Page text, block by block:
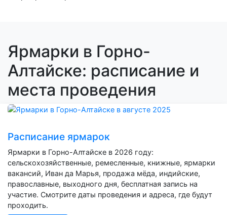
Ярмарки в Горно-
Алтайске: расписание и
места проведения
Расписание ярмарок
Ярмарки в Горно-Алтайске в 2026 году:
сельскохозяйственные, ремесленные, книжные, ярмарки
вакансий, Иван да Марья, продажа мёда, индийские,
православные, выходного дня, бесплатная запись на
участие. Смотрите даты проведения и адреса, где будут
проходить.